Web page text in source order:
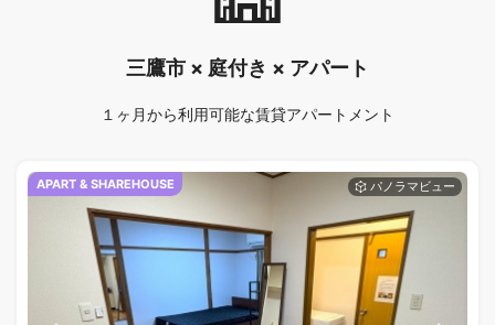
三鷹市 × 庭付き × アパート
１ヶ月から利用可能な賃貸アパートメント
APART & SHAREHOUSE